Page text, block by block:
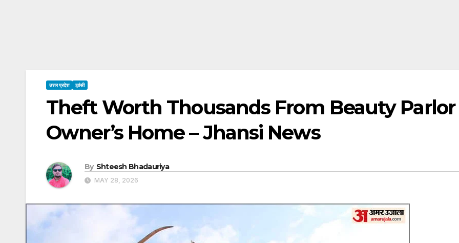
उत्तर प्रदेश झांसी
Theft Worth Thousands From Beauty Parlor
Owner’s Home – Jhansi News
By Shteesh Bhadauriya
MAY 28, 2026